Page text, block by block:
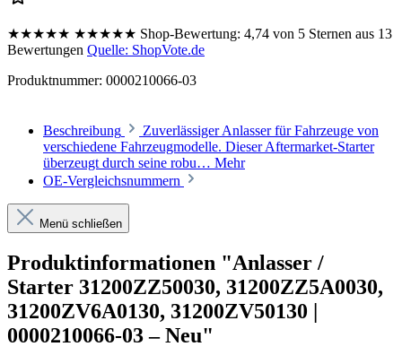
★★★★★ ★★★★★ Shop-Bewertung: 4,74 von 5 Sternen aus 13
Bewertungen Quelle: ShopVote.de
Produktnummer: 0000210066-03
Beschreibung
Zuverlässiger Anlasser für Fahrzeuge von
verschiedene Fahrzeugmodelle. Dieser Aftermarket-Starter
überzeugt durch seine robu… Mehr
OE-Vergleichsnummern
Menü schließen
Produktinformationen "Anlasser /
Starter 31200ZZ50030, 31200ZZ5A0030,
31200ZV6A0130, 31200ZV50130 |
0000210066-03 – Neu"